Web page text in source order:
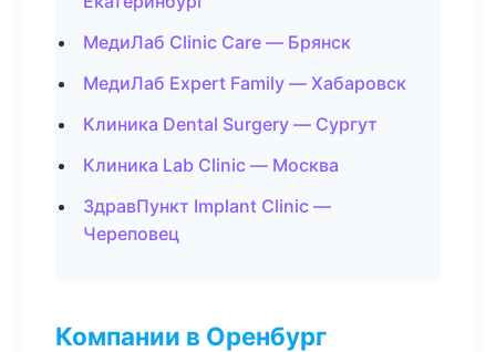
МедиЛаб Clinic Care — Брянск
МедиЛаб Expert Family — Хабаровск
Клиника Dental Surgery — Сургут
Клиника Lab Clinic — Москва
ЗдравПункт Implant Clinic —
Череповец
Компании в Оренбург